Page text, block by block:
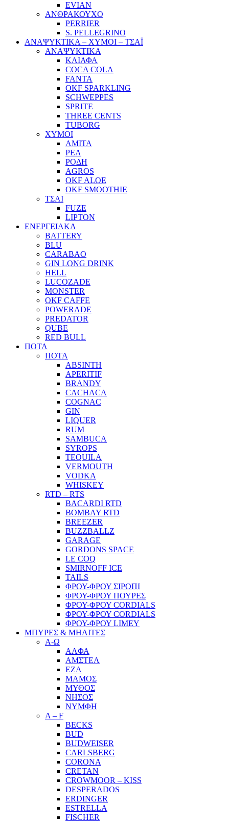
EVIAN
ΑΝΘΡΑΚΟΥΧΟ
PERRIER
S. PELLEGRINO
ΑΝΑΨΥΚΤΙΚΑ – ΧΥΜΟΙ – ΤΣΑΪ
ΑΝΑΨΥΚΤΙΚΑ
ΚΛΙΑΦΑ
COCA COLA
FANTA
OKF SPARKLING
SCHWEPPES
SPRITE
THREE CENTS
TUBORG
ΧΥΜΟΙ
ΑΜΙΤΑ
ΡΕΑ
ΡΟΔΗ
AGROS
OKF ALOE
OKF SMOOTHIE
ΤΣΑΙ
FUZE
LIPTON
ΕΝΕΡΓΕΙΑΚΑ
BATTERY
BLU
CARABAO
GIN LONG DRINK
HELL
LUCOZADE
MONSTER
OKF CAFFE
POWERADE
PREDATOR
QUBE
RED BULL
ΠΟΤΑ
ΠΟΤΑ
ABSINTH
APERITIF
BRANDY
CACHACA
COGNAC
GIN
LIQUER
RUM
SAMBUCA
SYROPS
TEQUILA
VERMOUTH
VODKA
WHISKEY
RTD – RTS
BACARDI RTD
BOMBAY RTD
BREEZER
BUZZBALLZ
GARAGE
GORDONS SPACE
LE COQ
SMIRNOFF ICE
TAILS
ΦΡΟΥ-ΦΡΟΥ ΣΙΡΟΠΙ
ΦΡΟΥ-ΦΡΟΥ ΠΟΥΡΕΣ
ΦΡΟΥ-ΦΡΟΥ CORDIALS
ΦΡΟΥ-ΦΡΟΥ CORDIALS
ΦΡΟΥ-ΦΡΟΥ LIMEY
ΜΠΥΡΕΣ & ΜΗΛΙΤΕΣ
Α-Ω
ΑΛΦΑ
ΑΜΣΤΕΛ
ΕΖΑ
ΜΑΜΟΣ
ΜΥΘΟΣ
ΝΗΣΟΣ
ΝΥΜΦΗ
A – F
BECKS
BUD
BUDWEISER
CARLSBERG
CORONA
CRETAN
CROWMOOR – KISS
DESPERADOS
ERDINGER
ESTRELLA
FISCHER